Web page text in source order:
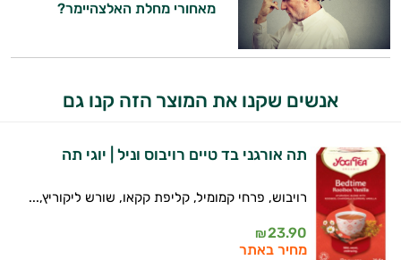
מאחורי מחלת האלצהיימר?
אנשים שקנו את המוצר הזה קנו גם
תה אורגני בד טיים רויבוס וניל | יוגי תה
רויבוש, פרחי קמומיל, קליפת קקאו, שורש ליקוריץ,...
23.90
₪
מחיר באתר
אני כאן כדי לעזור לך להתאים את תוספי
התזונה ומוצרי הבריאות המדויקים למטרות
עובדים יחד כדי למקסם תוצאות גם בחיי היום
המטרה שלי היא להתאים עבורך המלצות
אישיות מבוססות מדעית.
זה הזמן להתחיל. איך אוכל לעזור?